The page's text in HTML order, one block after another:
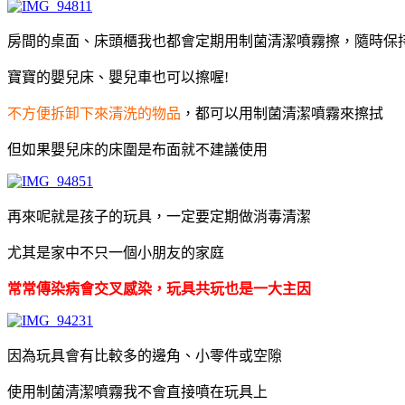
房間的桌面、床頭櫃我也都會定期用制菌清潔噴霧擦，隨時保
寶寶的嬰兒床、嬰兒車也可以擦喔!
不方便拆卸下來清洗的物品 ，都可以用制菌清潔噴霧來擦拭
但如果嬰兒床的床圍是布面就不建議使用
再來呢就是孩子的玩具，一定要定期做消毒清潔
尤其是家中不只一個小朋友的家庭
常常傳染病會交叉感染，玩具共玩也是一大主因
因為玩具會有比較多的邊角、小零件或空隙
使用制菌清潔噴霧我不會直接噴在玩具上